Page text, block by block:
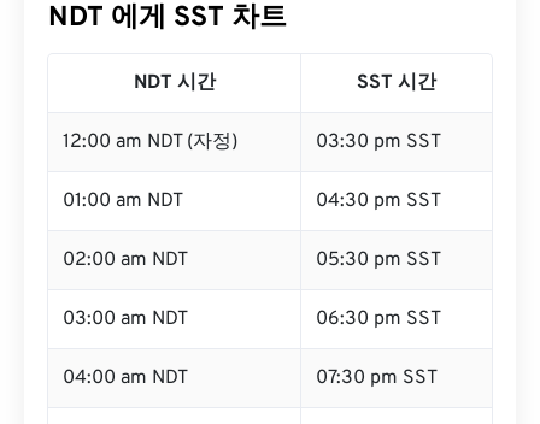
NDT 에게 SST 차트
NDT 시간 SST 시간
12:00 am NDT (자정) 03:30 pm SST
01:00 am NDT 04:30 pm SST
02:00 am NDT 05:30 pm SST
03:00 am NDT 06:30 pm SST
04:00 am NDT 07:30 pm SST